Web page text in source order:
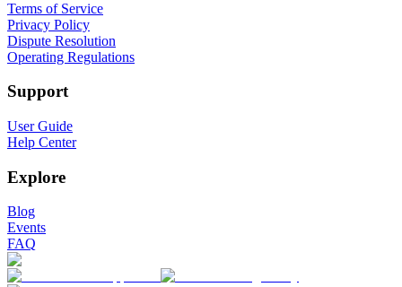
Terms of Service
Privacy Policy
Dispute Resolution
Operating Regulations
Support
User Guide
Help Center
Explore
Blog
Events
FAQ